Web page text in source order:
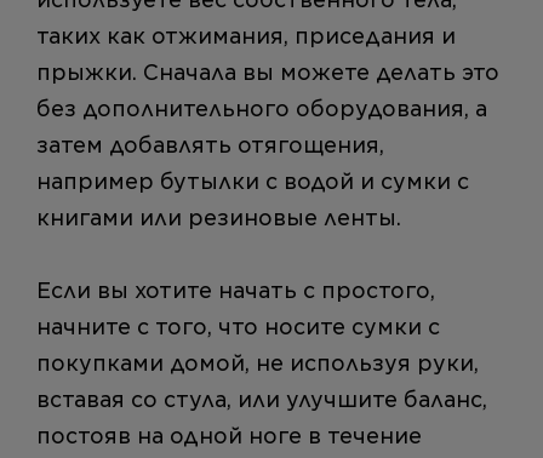
таких как отжимания, приседания и
прыжки. Сначала вы можете делать это
без дополнительного оборудования, а
затем добавлять отягощения,
например бутылки с водой и сумки с
книгами или резиновые ленты.
Если вы хотите начать с простого,
начните с того, что носите сумки с
покупками домой, не используя руки,
вставая со стула, или улучшите баланс,
постояв на одной ноге в течение